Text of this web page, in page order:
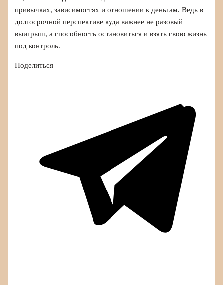
привычках, зависимостях и отношении к деньгам. Ведь в
долгосрочной перспективе куда важнее не разовый
выигрыш, а способность остановиться и взять свою жизнь
под контроль.
Поделиться